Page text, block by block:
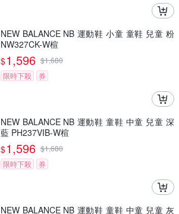
NEW BALANCE NB 運動鞋 小童 童鞋 兒童 粉
NW327CK-W楦
$1,596 $1,680
限時下殺
券
NEW BALANCE NB 運動鞋 童鞋 中童 兒童 深
藍 PH237VIB-W楦
$1,596 $1,680
限時下殺
券
NEW BALANCE NB 運動鞋 童鞋 中童 兒童 灰